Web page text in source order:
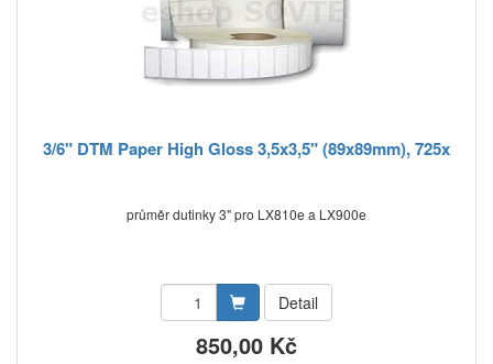
3/6" DTM Paper High Gloss 3,5x3,5" (89x89mm), 725x
průměr dutinky 3" pro LX810e a LX900e
Detail
850,00 Kč